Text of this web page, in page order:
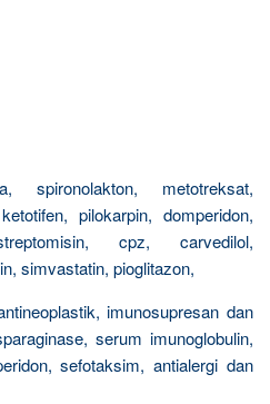
spironolakton, metotreksat,
pilokarpin, domperidon,
cpz, carvedilol,
simvastatin, pioglitazon,
imunosupresan dan
serum imunoglobulin,
sefotaksim, antialergi dan